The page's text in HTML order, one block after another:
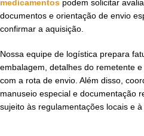
medicamentos podem solicitar
documentos e orientação de envio
confirmar a aquisição.
Nossa equipe de logística prepara
embalagem, detalhes do remetente
com a rota de envio. Além disso,
manuseio especial e documentação
sujeito às regulamentações locais e